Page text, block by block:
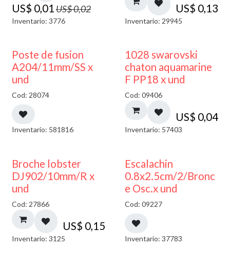
US$ 0,01 US$0,02
Inventario: 3776
US$ 0,13
Inventario: 29945
Poste de fusion
A204/11mm/SS x
und
Cod: 28074
Inventario: 581816
1028 swarovski
chaton aquamarine
F PP18 x und
Cod: 09406
US$ 0,04
Inventario: 57403
Broche lobster
DJ902/10mm/R x
und
Cod: 27866
US$ 0,15
Inventario: 3125
Escalachin
0.8x2.5cm/2/Bronc
e Osc.x und
Cod: 09227
Inventario: 37783